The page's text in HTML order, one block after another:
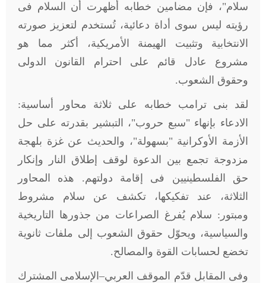
سلام"، فإن مضامين خطابه أظهرت أن السلام فى
رؤيته ليس سوى أداة دعائية، تُستخدم لتعزيز صورته
الانتخابية وتثبيت الهيمنة الأمريكية، أكثر مما هو
مشروع عادل قائم على احترام القانون الدولى
وحقوق الشعوب.
لقد بنى ترامب خطابه على ثلاثة محاور أساسية:
الادعاء بإنهاء "سبع حروب"، التبشير بقدرته على حل
الأزمة الأوكرانية "بسهولة"، والحديث عن غزة بلهجة
مزدوجة تجمع بين الدعوة لوقف إطلاق النار وإنكار
حق الفلسطينيين فى إقامة دولتهم. هذه المحاور
الثلاثة، عند تفكيكها، تكشف عن سلام مشروط
ومبتور: سلام يُفرغ الصراعات من جذورها التاريخية
والسياسية، ويحوّل حقوق الشعوب إلى ملفات ثانوية
تخضع لحسابات القوة والمصالح.
وفى المقابل قدّم الموقف العربي–الإسلامى المشترك